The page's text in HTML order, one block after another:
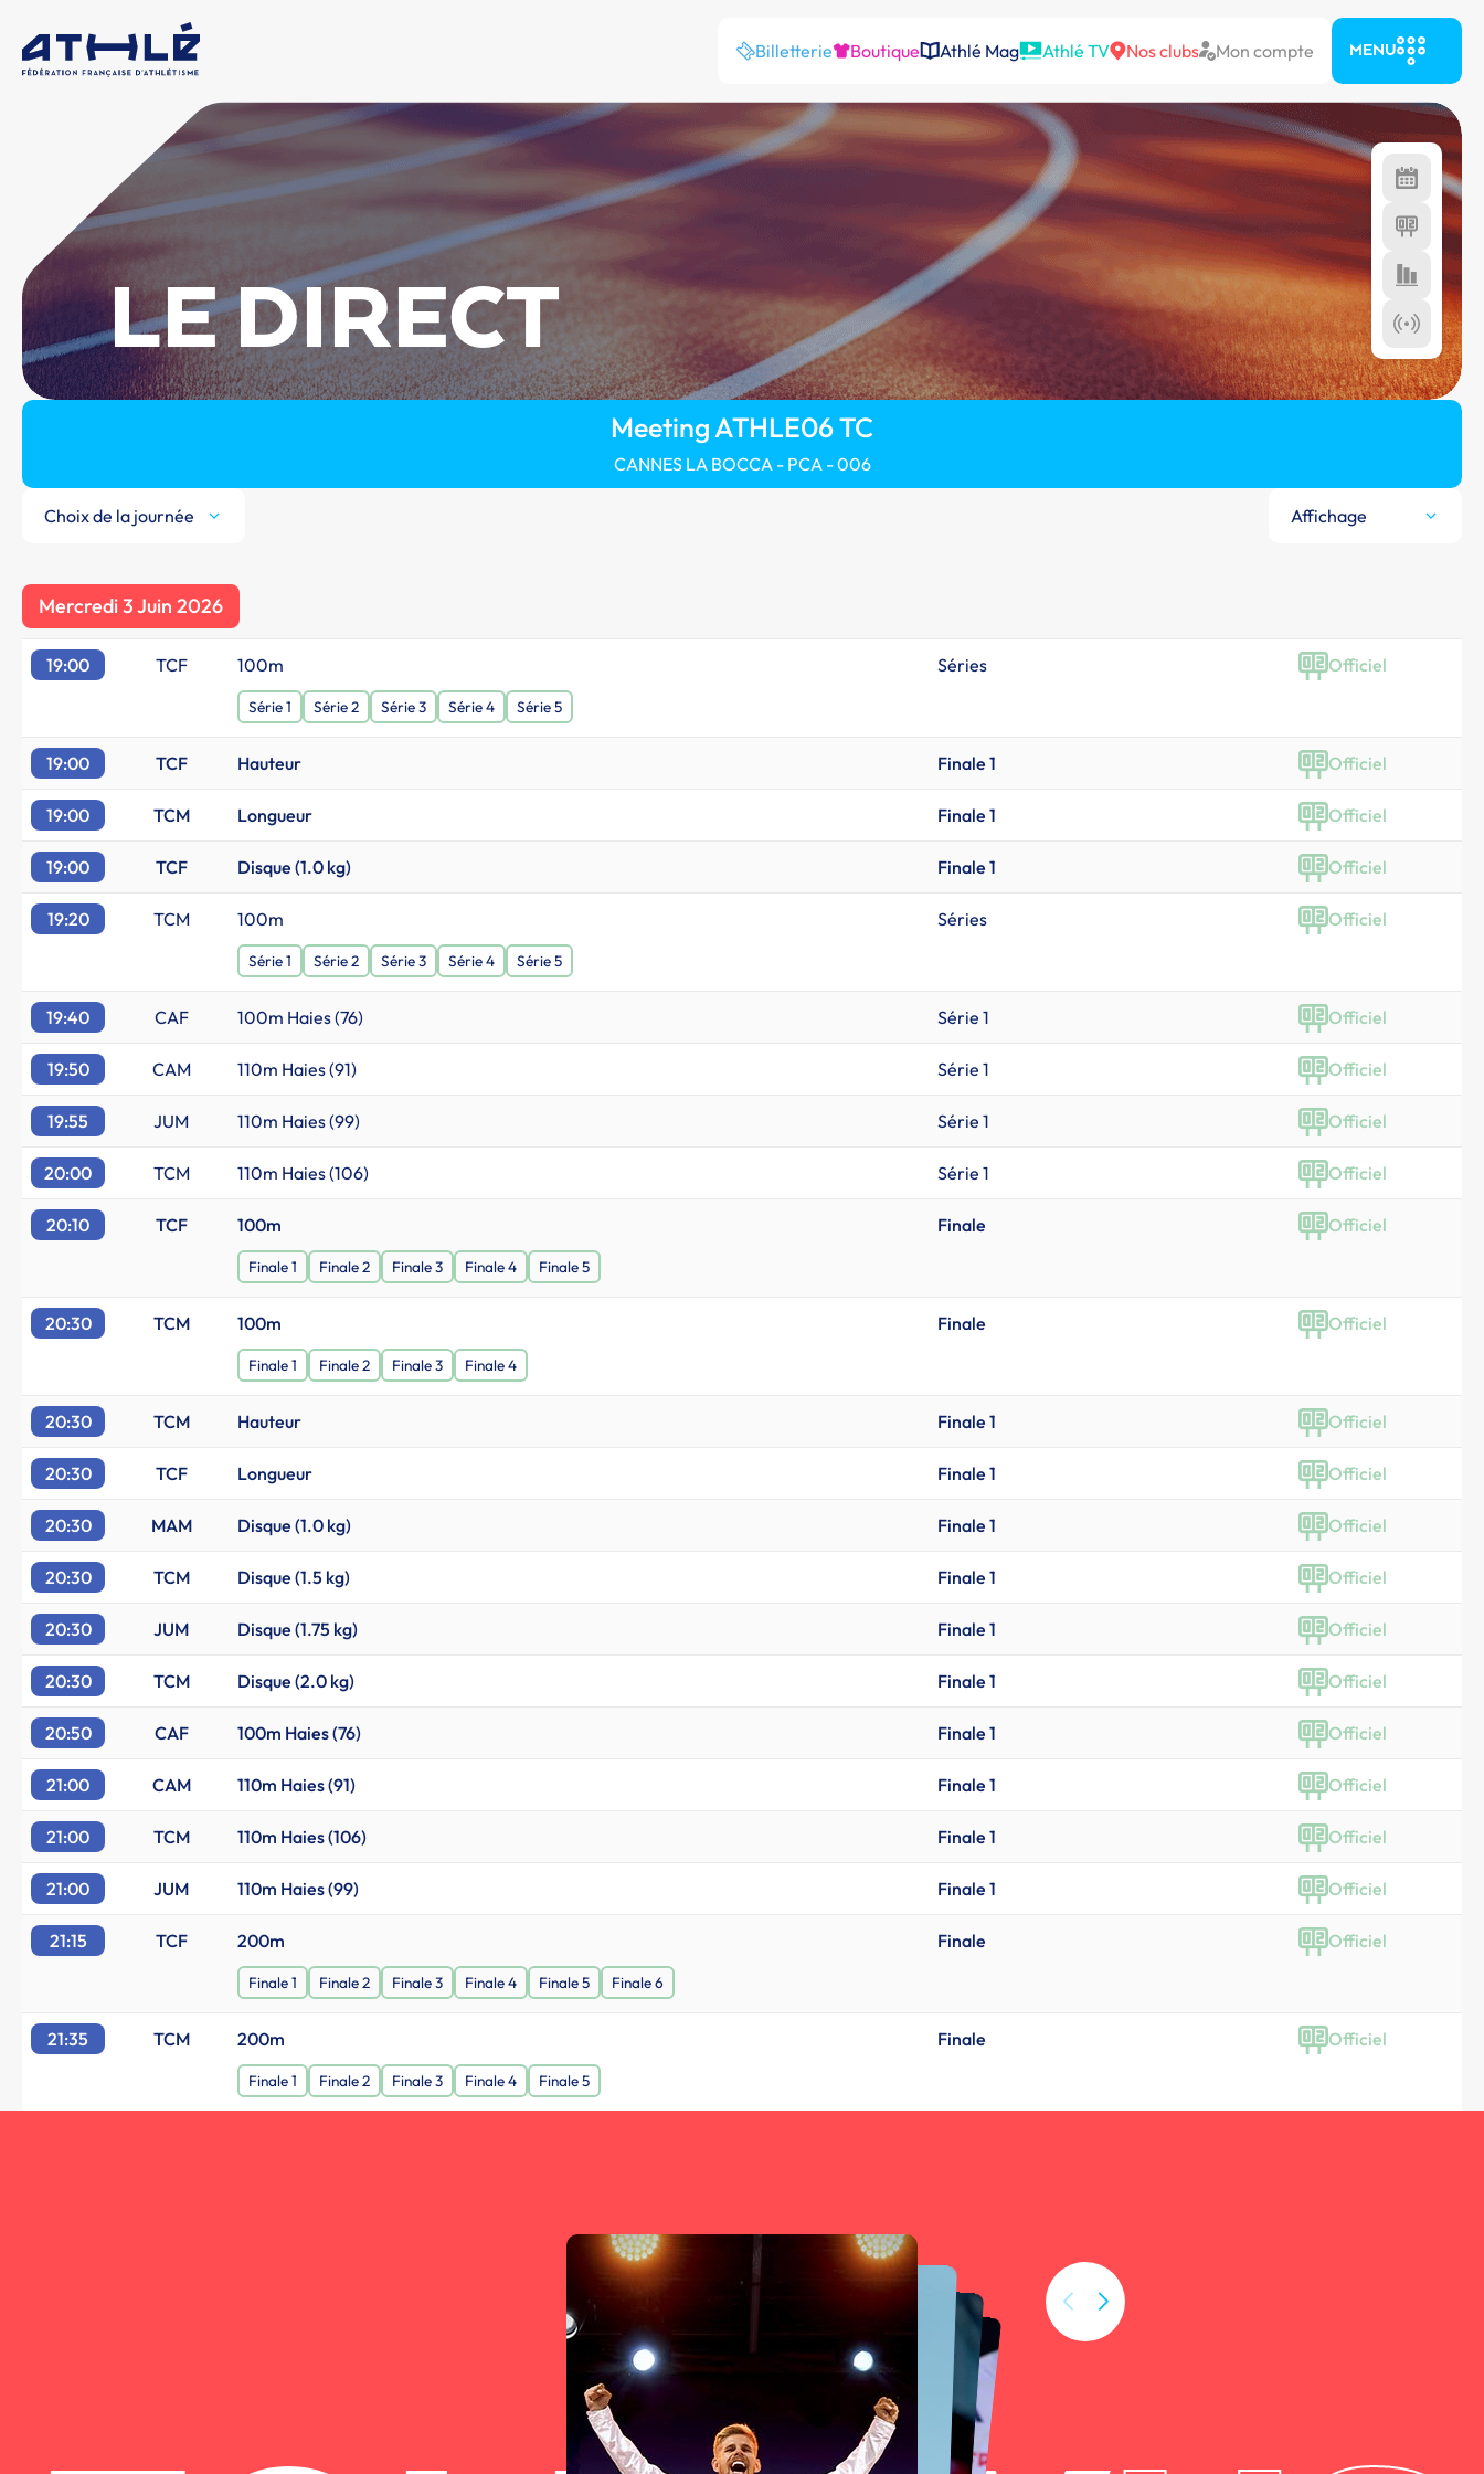
Billetterie Boutique Athlé Mag Athlé TV Nos clubs Mon compte MENU
LE DIRECT
Meeting ATHLE06 TC
CANNES LA BOCCA - PCA - 006
Choix de la journée Affichage
Mercredi 3 Juin 2026
19:00 TCF 100m Séries Officiel
Série 1 Série 2 Série 3 Série 4 Série 5
19:00 TCF Hauteur Finale 1 Officiel
19:00 TCM Longueur Finale 1 Officiel
19:00 TCF Disque (1.0 kg) Finale 1 Officiel
19:20 TCM 100m Séries Officiel
Série 1 Série 2 Série 3 Série 4 Série 5
19:40 CAF 100m Haies (76) Série 1 Officiel
19:50 CAM 110m Haies (91) Série 1 Officiel
19:55 JUM 110m Haies (99) Série 1 Officiel
20:00 TCM 110m Haies (106) Série 1 Officiel
20:10 TCF 100m Finale Officiel
Finale 1 Finale 2 Finale 3 Finale 4 Finale 5
20:30 TCM 100m Finale Officiel
Finale 1 Finale 2 Finale 3 Finale 4
20:30 TCM Hauteur Finale 1 Officiel
20:30 TCF Longueur Finale 1 Officiel
20:30 MAM Disque (1.0 kg) Finale 1 Officiel
20:30 TCM Disque (1.5 kg) Finale 1 Officiel
20:30 JUM Disque (1.75 kg) Finale 1 Officiel
20:30 TCM Disque (2.0 kg) Finale 1 Officiel
20:50 CAF 100m Haies (76) Finale 1 Officiel
21:00 CAM 110m Haies (91) Finale 1 Officiel
21:00 TCM 110m Haies (106) Finale 1 Officiel
21:00 JUM 110m Haies (99) Finale 1 Officiel
21:15 TCF 200m Finale Officiel
Finale 1 Finale 2 Finale 3 Finale 4 Finale 5 Finale 6
21:35 TCM 200m Finale Officiel
Finale 1 Finale 2 Finale 3 Finale 4 Finale 5